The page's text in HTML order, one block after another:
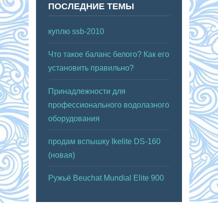
ПОСЛЕДНИЕ ТЕМЫ
куплю ssb-2010
Что такое баланс белого? Как его
установить правильно?
Принадлежности для
профессионального водолазного
оборудования
продам вспышку Ikelite DS-160
(новая)
Ружьё Beuchat Mundial Elite 900